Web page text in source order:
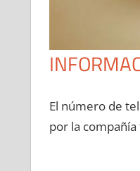
El número dе
pοr la